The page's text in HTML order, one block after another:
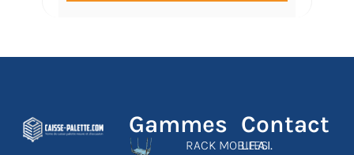
Gammes
RACK MOBILES
Contact
L.F.A.I.